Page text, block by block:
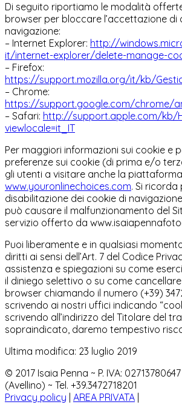
Di seguito riportiamo le modalità
browser per bloccare l’accettazione di
navigazione:
– Internet Explorer: http://
it/internet-explorer/delete-manage-
– Firefox:
https://support.mozilla.org/it/kb/
– Chrome:
https://support.google.com/chrome/
– Safari: http://support.apple.com/kb/
viewlocale=it_IT
Per maggiori informazioni sui cookie e
preferenze sui cookie (di prima e/o
gli utenti a visitare anche la piattaforma
www.youronlinechoices.com. Si ricorda
disabilitazione dei cookie di
può causare il malfunzionamento del
servizio offerto da
Puoi liberamente e in qualsiasi
diritti ai sensi dell’Art. 7 del Codice
assistenza e spiegazioni su come
il diniego selettivo o su come
browser chiamando il numero (+39)
scrivendo ai nostri uffici indicando
scrivendo all’indirizzo del Titolare del
sopraindicato, daremo tempestivo
Ultima modifica: 23 luglio 2019
© 2017 Isaia Penna ~ P. IVA:
(Avellino) ~ Tel. +39.3472718201
Privacy policy AREA PRIVATA